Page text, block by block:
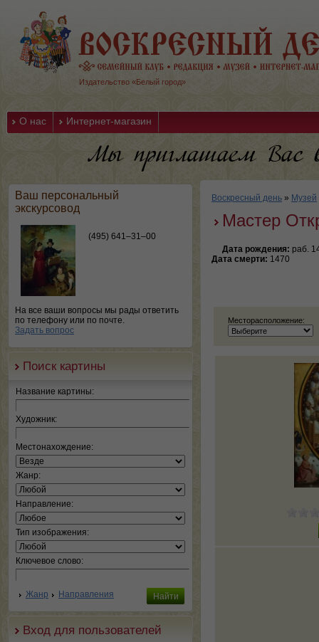
Издательство «Белый город»
О нас Интернет-магазин
Ваш персональный
экскурсовод
(495) 641–31–00
На все ваши вопросы мы рады ответить
по телефону или по почте.
Задать вопрос
Поиск картины
Название картины:
Художник:
Местонахождение:
Жанр:
Направление:
Тип изображения:
Ключевое слово:
Жанр Направления
Вход для пользователей
Воскресный день » Музей
Мастер
Дата рождения: раб.
Дата смерти: 1470
Месторасположение: